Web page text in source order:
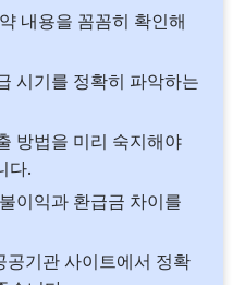
내용을 꼼꼼히 확인해
시기를 정확히 파악하는
방법을 미리 숙지해야
다.
이익과 환급금 차이를
공기관 사이트에서 정확